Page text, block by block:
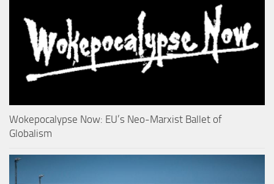
Wokepocalypse Now: EU’s Neo-Marxist Ballet of
Globalism